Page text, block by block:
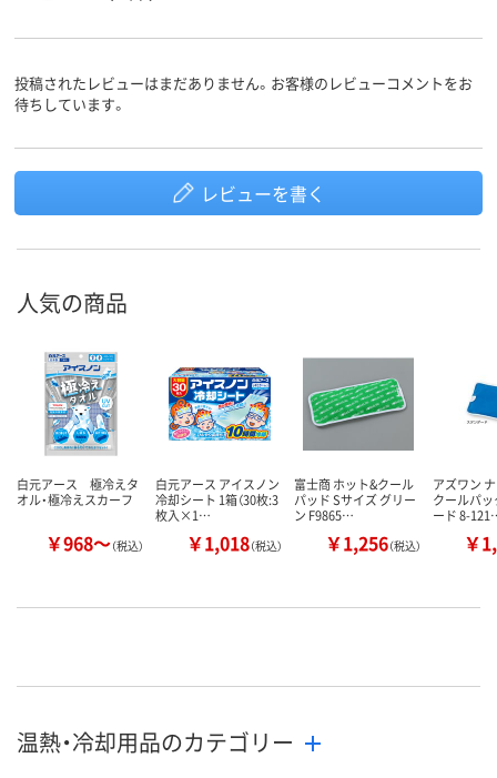
投稿されたレビューはまだありません。お客様のレビューコメントをお
待ちしています。
レビューを書く
人気の商品
白元アース 極冷えタ
オル・極冷えスカーフ
￥968～（税込）
白元アース アイスノン
冷却シート 1箱（30枚:3
枚入×1…
￥1,018（税込）
富士商 ホット&クール
パッド Sサイズ グリー
ン F9865…
￥1,256（税込）
アズワン
クールパ
ード 8-
￥
温熱・冷却用品のカテゴリー